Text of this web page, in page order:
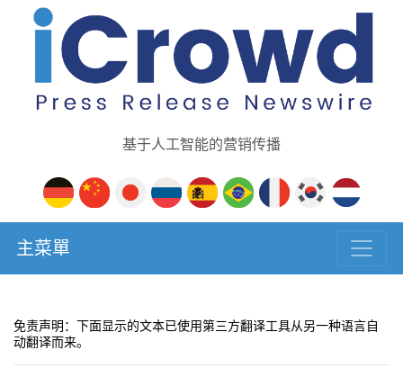
基于人工智能的营销传播
主菜單
免责声明：下面显示的文本已使用第三方翻译工具从另一种语言自
动翻译而来。